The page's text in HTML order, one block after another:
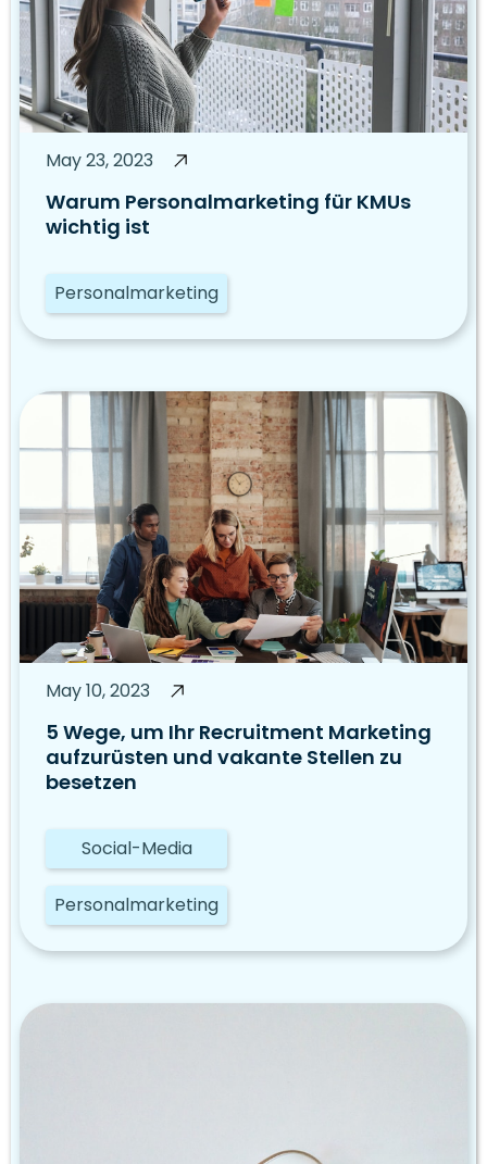
May 23, 2023
Warum Personalmarketing für KMUs
wichtig ist
Personalmarketing
May 10, 2023
5 Wege, um Ihr Recruitment Marketing
aufzurüsten und vakante Stellen zu
besetzen
Social-Media
Personalmarketing